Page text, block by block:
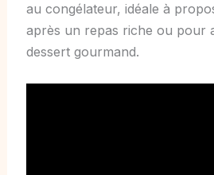
au congélateur, idéale à
après un repas riche ou pour
dessert gourmand.